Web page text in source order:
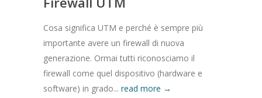
Cosa significa UTM e perché è sempre più
importante avere un firewall di nuova
generazione. Ormai tutti riconosciamo il
firewall come quel dispositivo (hardware e
software) in grado... read more →